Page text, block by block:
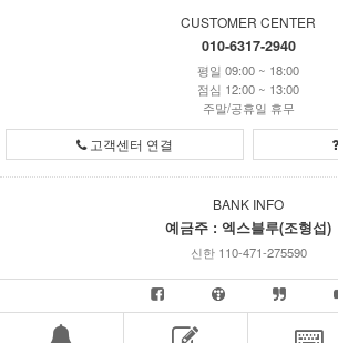
CUSTOMER CENTER
010-6317-2940
평일 09:00 ~ 18:00
점심 12:00 ~ 13:00
주말/공휴일 휴무
고객센터 연결
BANK INFO
예금주 : 엑스블루(조형섭)
신한 110-471-275590